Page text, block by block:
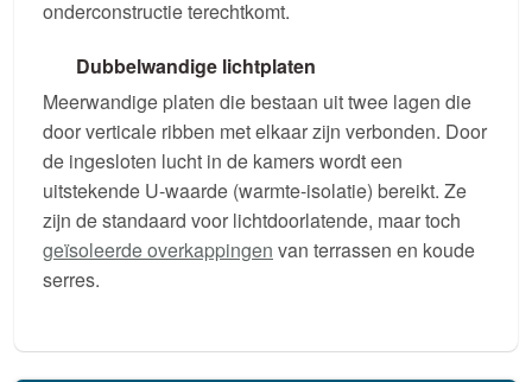
onderconstructie terechtkomt.
Dubbelwandige lichtplaten
Meerwandige platen die bestaan uit twee lagen die
door verticale ribben met elkaar zijn verbonden. Door
de ingesloten lucht in de kamers wordt een
uitstekende U-waarde (warmte-isolatie) bereikt. Ze
zijn de standaard voor lichtdoorlatende, maar toch
geïsoleerde overkappingen van terrassen en koude
serres.